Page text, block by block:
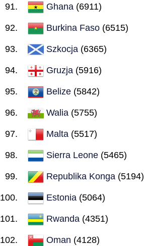
Ghana (6911)
Burkina Faso (6515)
Szkocja (6365)
Gruzja (5916)
Belize (5842)
Walia (5755)
Malta (5517)
Sierra Leone (5465)
Republika Konga (5194)
Estonia (5064)
Rwanda (4351)
Oman (4128)